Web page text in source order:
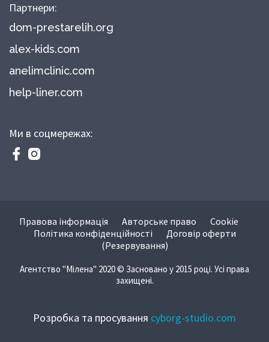
Партнери:
dom-prestarelih.org
alex-kids.com
anelimclinic.com
help-liner.com
Ми в соцмережах:
Правова інформація Авторське право
Cookie
Політика конфіденційності
Договір оферти
(Резервування)
Агентство "Мілена" 2020 © Засновано у 2015 році. Усі права
захищені.
Розробка та просування cyborg-studio.com